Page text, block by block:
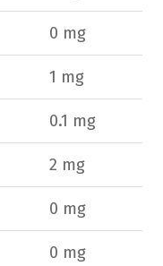
0 mg
1 mg
0.1 mg
2 mg
0 mg
0 mg